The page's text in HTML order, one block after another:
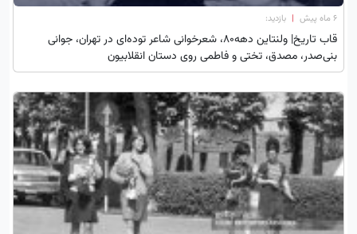
۶ ماه پیش | بازدید:
قاب تاریخ| ‌ولنتاین دهه۸۰، شعرخوانی شاعر توده‌ای در تهران، جوانی
بنی‌صدر، مصدق، تختی و فاطمی روی دستان انقلابیون